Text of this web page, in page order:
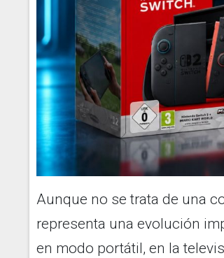
Aunque no se trata de una
representa una evolución
en modo portátil, en la